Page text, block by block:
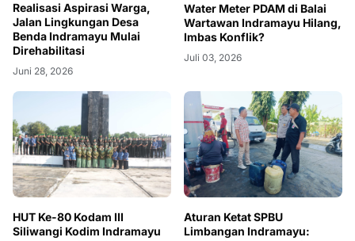
Realisasi Aspirasi Warga,
Jalan Lingkungan Desa
Benda Indramayu Mulai
Direhabilitasi
Juni 28, 2026
Water Meter PDAM di Balai
Wartawan Indramayu Hilang,
Imbas Konflik?
Juli 03, 2026
HUT Ke-80 Kodam III
Siliwangi Kodim Indramayu
Aturan Ketat SPBU
Limbangan Indramayu: